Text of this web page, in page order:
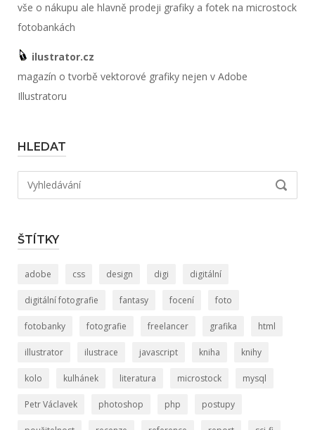
vše o nákupu ale hlavně prodeji grafiky a fotek na microstock
fotobankách
ilustrator.cz
magazín o tvorbě vektorové grafiky nejen v Adobe
Illustratoru
HLEDAT
Hledat:
ŠTÍTKY
adobe css design digi digitální
digitální fotografie fantasy focení foto
fotobanky fotografie freelancer grafika html
illustrator ilustrace javascript kniha knihy
kolo kulhánek literatura microstock mysql
Petr Václavek photoshop php postupy